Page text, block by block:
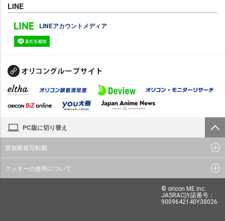
LINE
LINEアカウントメディア
PC版に切り替え
禁無断複写転載
クッキーの使用について
© oricon ME inc.
JASRAC許諾番号：
9009642140Y38026